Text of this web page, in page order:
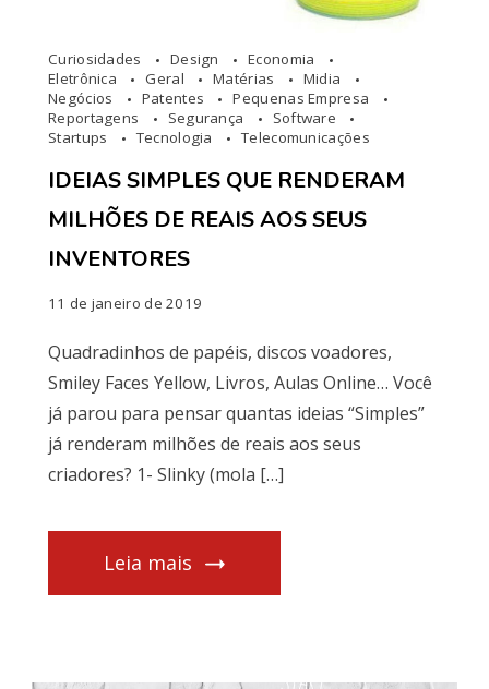
Curiosidades Design
Economia
Eletrônica
Geral Matérias
Midia
Negócios
Patentes
Pequenas Empresa
Reportagens
Segurança
Software
Startups
Tecnologia Telecomunicações
IDEIAS SIMPLES QUE RENDERAM
MILHÕES DE REAIS AOS SEUS
INVENTORES
11 de janeiro de 2019
Quadradinhos de papéis, discos voadores,
Smiley Faces Yellow, Livros, Aulas Online… Você
já parou para pensar quantas ideias “Simples”
já renderam milhões de reais aos seus
criadores? 1- Slinky (mola […]
Leia mais